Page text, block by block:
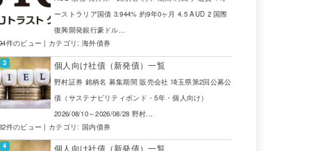
ーストラリア国債 3.944% 約9年0ヶ月 4.5 AUD 2 国際
復興開発銀行豪ドル...
件のビュー | カテゴリ: 海外債券
個人向け社債（新発債）一覧
野村証券 銘柄名 募集期間 販売会社 埼玉県第2回公募公
債（サステナビリティボンド・5年・個人向け）
2026/08/10～2026/08/28 野村...
件のビュー | カテゴリ: 国内債券
個人向け社債（新発債）一覧